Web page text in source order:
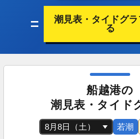
潮見表・タイドグ
る
船越港の
潮見表・タイド
若潮